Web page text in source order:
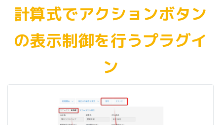
計算式でアクションボタン
の表示制御を行うプラグイ
ン